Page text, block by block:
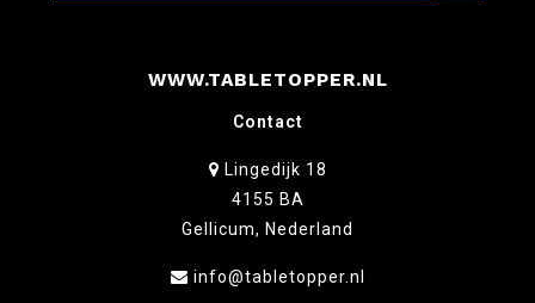
WWW.TABLETOPPER.NL
Contact
Lingedijk 18
4155 BA
Gellicum, Nederland
info@tabletopper.nl